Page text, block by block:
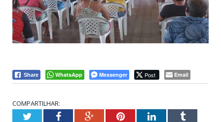
Share WhatsApp Messenger Post Email
COMPARTILHAR:
TwitterFacebookGoogle+PinterestLinkedInTumblr